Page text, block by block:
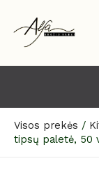
turinio
Visos prekės /
tipsų paletė, 50